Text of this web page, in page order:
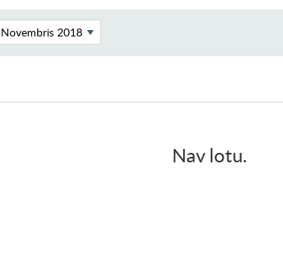
Nav lotu.